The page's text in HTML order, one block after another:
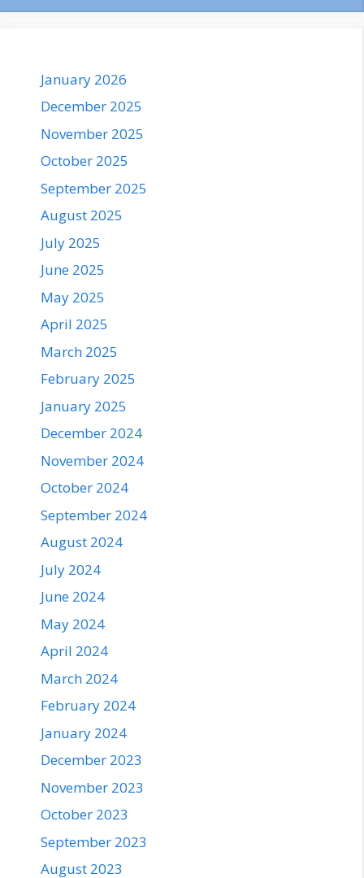
January 2026
December 2025
November 2025
October 2025
September 2025
August 2025
July 2025
June 2025
May 2025
April 2025
March 2025
February 2025
January 2025
December 2024
November 2024
October 2024
September 2024
August 2024
July 2024
June 2024
May 2024
April 2024
March 2024
February 2024
January 2024
December 2023
November 2023
October 2023
September 2023
August 2023